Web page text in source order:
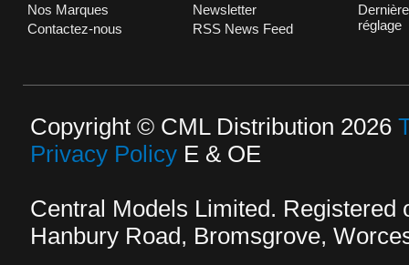
Nos Marques
Contactez-nous
Newsletter
RSS News Feed
réglage
Copyright © CML Distribution 2026
Privacy Policy E & OE
Central Models Limited. Registered
Hanbury Road, Bromsgrove,